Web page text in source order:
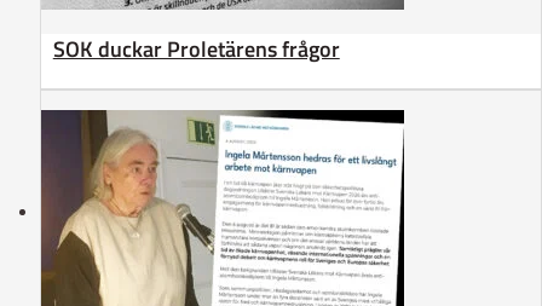
SOK duckar Proletärens frågor